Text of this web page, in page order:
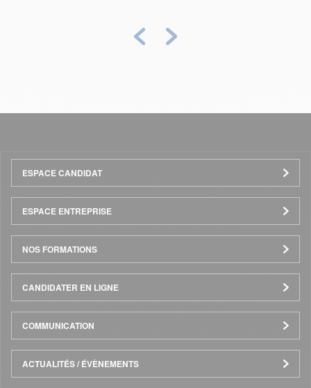
Précédent
Menu
Pied
de
page
ESPACE CANDIDAT
ESPACE ENTREPRISE
NOS FORMATIONS
CANDIDATER EN LIGNE
COMMUNICATION
ACTUALITÉS / ÉVÈNEMENTS